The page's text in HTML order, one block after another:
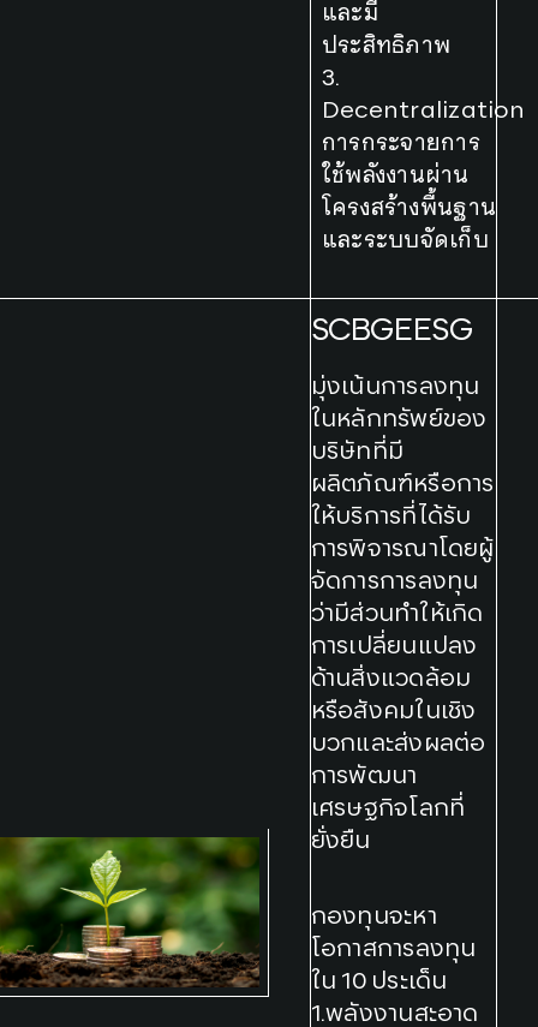
และมี
ประสิทธิภาพ
3.
Decentralization
การกระจายการ
ใช้พลังงานผ่าน
โครงสร้างพื้นฐาน
และระบบจัดเก็บ
SCBGEESG
มุ่งเน้นการลงทุน
ในหลักทรัพย์ของ
บริษัทที่มี
ผลิตภัณฑ์หรือการ
ให้บริการที่ได้รับ
การพิจารณาโดยผู้
จัดการการลงทุน
ว่ามีส่วนทำให้เกิด
การเปลี่ยนแปลง
ด้านสิ่งแวดล้อม
หรือสังคมในเชิง
บวกและส่งผลต่อ
การพัฒนา
เศรษฐกิจโลกที่
ยั่งยืน​
กองทุนจะหา
โอกาสการลงทุน
ใน 10 ประเด็น
1.พลังงานสะอาด